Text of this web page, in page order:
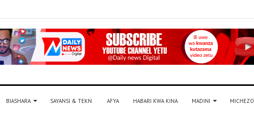
BIASHARA SAYANSI & TEKN. AFYA HABARI KWA KINA MADINI MICHEZO